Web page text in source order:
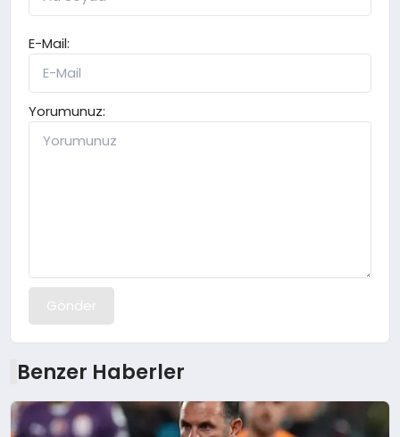
E-Mail:
Yorumunuz:
Gönder
Benzer Haberler